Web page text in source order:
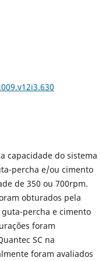
capacidade do sistema
percha e/ou cimento
de 350 ou 700rpm.
obturados pela
percha e cimento
foram
SC na
foram avaliados